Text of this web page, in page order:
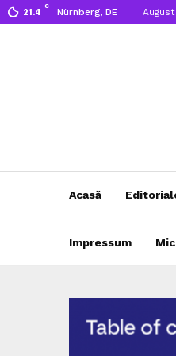
21.4
C
Nürnberg, DE
Acasă
Impressum